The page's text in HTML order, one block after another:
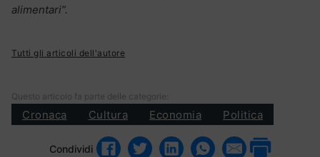
alimentari”.
Tutti gli articoli dell'autore
Questo articolo fa parte delle categorie:
Cronaca Cultura Economia Politica
Condividi